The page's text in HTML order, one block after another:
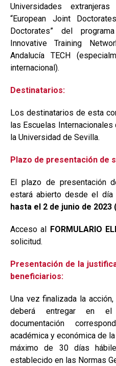
Universidades
“European Joint
Doctorates” del
Innovative Training
Andalucía TECH
internacional).
Destinatarios:
Los destinatarios de esta
las Escuelas
la Universidad de Sevilla.
Plazo de presentación de
El plazo de presentación
estará abierto desde el
hasta el 2 de junio de
Acceso al FORMULARIO
solicitud.
Presentación de la
beneficiarios:
Una vez finalizada la
deberá entregar en el
documentación
académica y económica de
máximo de 30 días
establecido en las Normas